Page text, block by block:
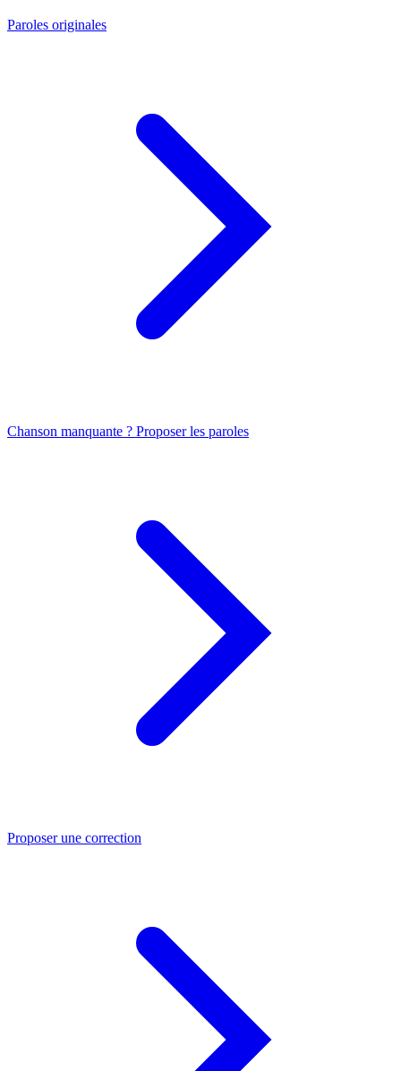
Paroles originales
Chanson manquante ? Proposer les paroles
Proposer une correction